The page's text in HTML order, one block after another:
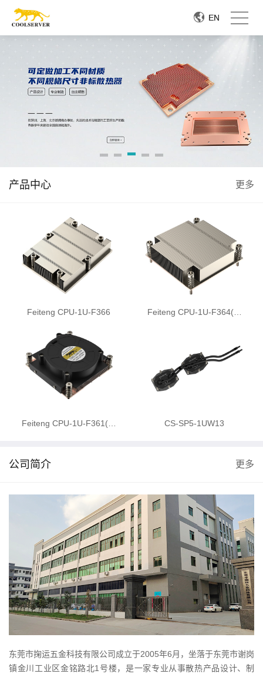
EN
EN
产品中心 更多
Feiteng CPU-1U-F366 Feiteng CPU-1U-F364(…
Feiteng CPU-1U-F361(… CS-SP5-1UW13
公司简介 更多
东莞市掬运五金科技有限公司成立于2005年6月，坐落于东莞市谢岗
镇金川工业区金铭路北1号楼，是一家专业从事散热产品设计、制